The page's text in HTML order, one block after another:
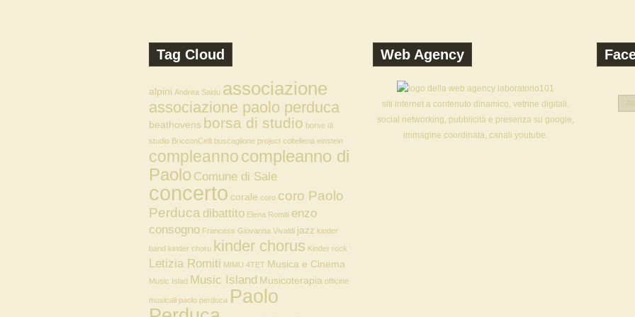
Tag Cloud
alpini Andrea Saidu associazione
associazione paolo perduca
beathovens borsa di studio borse di
studio BricconCelli buscaglione project coltelleria einstein
compleannocompleanno di
Paolo Comune di Sale
concerto corale coro coro Paolo
Perduca dibattito Elena Romiti enzo
consogno Francess Giovanna Vivaldi jazz kinder
band kinder choru kinder chorus Kinder rock
Letizia Romiti MIMU 4TET Musica e Cinema
Music Islad Music Island Musicoterapia officine
musicali paolo perduca Paolo
Web Agency
siti internet a contenuto dinamico, vetrine digitali,
social networking, pubblicità e presenza su google,
immagine coordinata, canali youtube.